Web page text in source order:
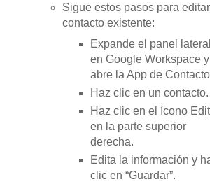
Sigue estos pasos para
contacto existente:
Expande el panel lateral
en Google Workspace y
abre la App de
Haz clic en un contacto.
Haz clic en el ícono
en la parte superior
derecha.
Edita la información y
clic en “Guardar”.